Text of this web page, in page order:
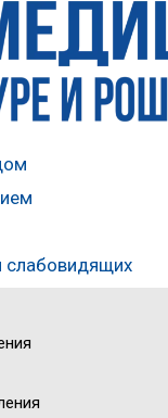
слабовидящих